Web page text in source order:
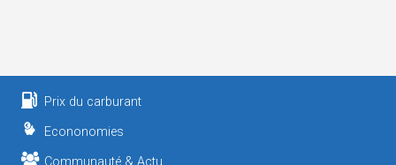
Prix du carburant
Econonomies
Communauté & Actu